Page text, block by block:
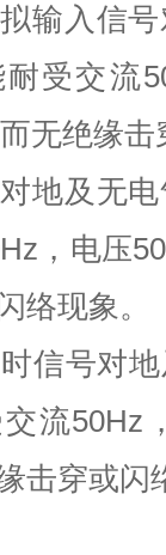
输入信
受交流
无绝缘
地及无
，电压
络现象。
信号对
流50Hz
击穿或闪